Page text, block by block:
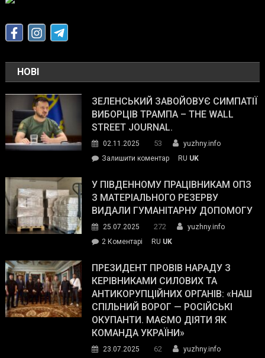
НОВІ
ЗЕЛЕНСЬКИЙ ЗАВОЙОВУЄ СИМПАТІЇ
ВИБОРЦІВ ТРАМПА – THE WALL
STREET JOURNAL.
02.11.2025 53
yuzhny.info
Залишити коментарon
завойовує
симпатії
виборців
The
Street
Journal.
RU UK
У ПІВДЕННОМУ ПРАЦІВНИКАМ ОПЗ
З МАТЕРІАЛЬНОГО РЕЗЕРВУ
ВИДАЛИ ГУМАНІТАРНУ ДОПОМОГУ
25.07.2025 272
yuzhny.info
2 Коментарі
Південному
працівникам
ОПЗ
з
матеріального
резерву
гуманітарну
RU UK
ПРЕЗИДЕНТ ПРОВІВ НАРАДУ З
КЕРІВНИКАМИ СИЛОВИХ ТА
АНТИКОРУПЦІЙНИХ ОРГАНІВ: «НАШ
СПІЛЬНИЙ ВОРОГ — РОСІЙСЬКІ
ОКУПАНТИ. МАЄМО ДІЯТИ ЯК
КОМАНДА УКРАЇНИ»
23.07.2025 62
yuzhny.info